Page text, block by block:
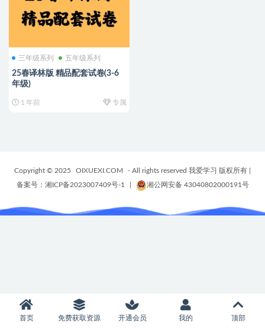
三年级系列 五年级系列
25春译林版 精品配套试卷(3-6
年级)
1 年前 专属
Copyright © 2025 OIXUEXI.COM - All rights reserved 我爱学习 版权所有
备案号：湘ICP备2023007409号-1
湘公网安备 43040802000191号
首页 免费获取资源 开通会员 我的 顶部